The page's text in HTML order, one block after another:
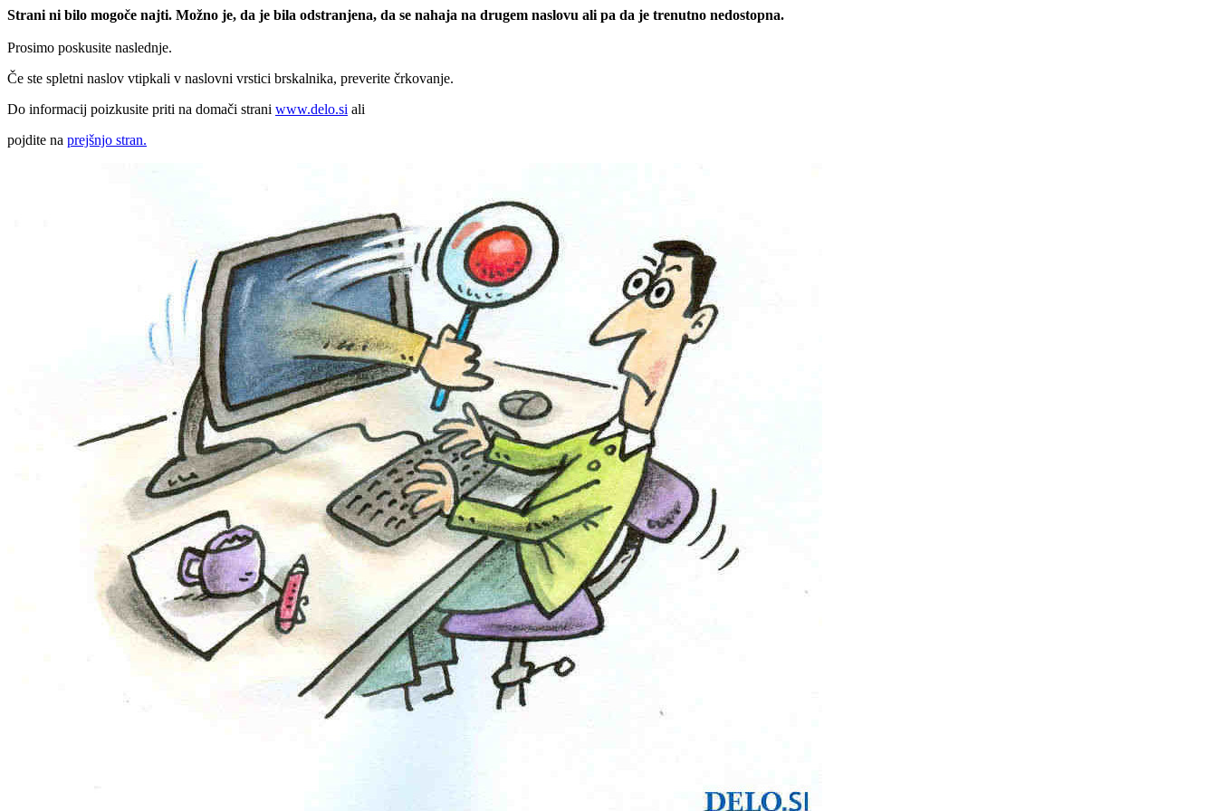
Strani ni bilo mogoče najti. Možno je, da je bila odstranjena, da se nahaja na drugem naslovu ali pa da je trenutno nedostopna.
Prosimo poskusite naslednje.
Če ste spletni naslov vtipkali v naslovni vrstici brskalnika, preverite črkovanje.
Do informacij poizkusite priti na domači strani www.delo.si ali
pojdite na prejšnjo stran.